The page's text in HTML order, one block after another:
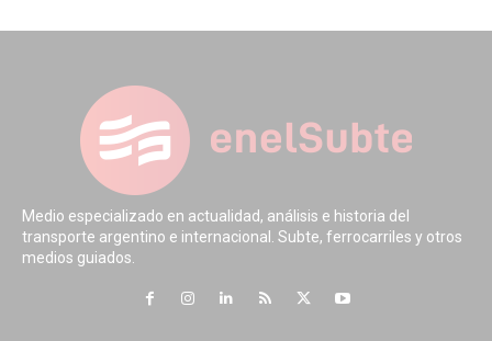
Medio especializado en actualidad, análisis e historia del
transporte argentino e internacional. Subte, ferrocarriles y otros
medios guiados.